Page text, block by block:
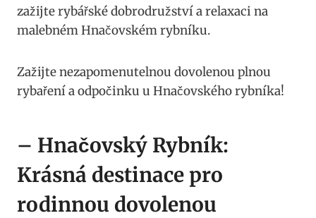
zažijte rybářské dobrodružství a relaxaci na
malebném Hnačovském rybníku.
Zažijte nezapomenutelnou dovolenou plnou
rybaření a odpočinku u Hnačovského rybníka!
– Hnačovský Rybník:
Krásná destinace pro
rodinnou dovolenou